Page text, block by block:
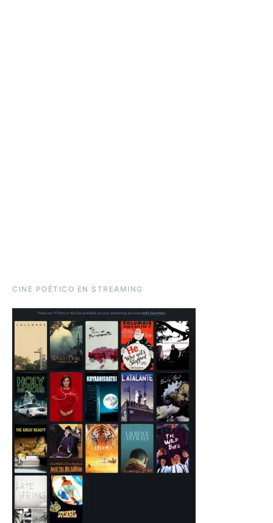
CINE POÉTICO EN STREAMING